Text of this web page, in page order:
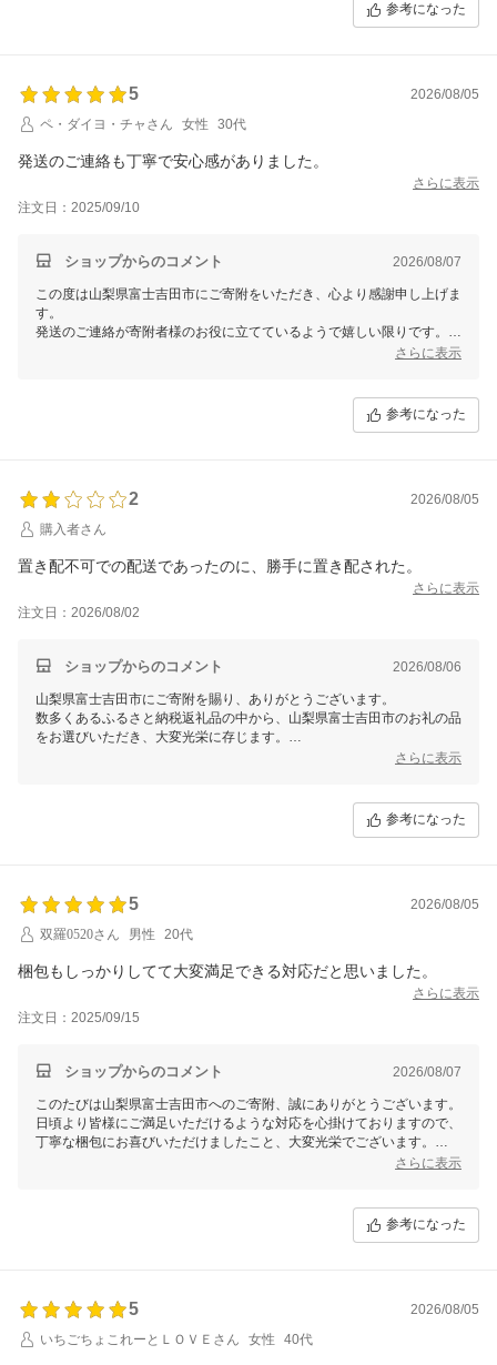
参考になった
5
2026/08/05
ペ・ダイヨ・チャさん
女性 30代
発送のご連絡も丁寧で安心感がありました。
さらに表示
注文日：2025/09/10
ショップからのコメント 2026/08/07
この度は山梨県富士吉田市にご寄附をいただき、心より感謝申し上げま
す。
発送のご連絡が寄附者様のお役に立てているようで嬉しい限りです。
さらに表示
参考になった
2
2026/08/05
購入者さん
置き配不可での配送であったのに、勝手に置き配された。
さらに表示
注文日：2026/08/02
ショップからのコメント 2026/08/06
山梨県富士吉田市にご寄附を賜り、ありがとうございます。
数多くあるふるさと納税返礼品の中から、山梨県富士吉田市のお礼の品
をお選びいただき、大変光栄に存じます。
いただいたご意見を配送業者に共有し、今後このような事がないよう注
お願いいたします。
さらに表示
参考になった
5
2026/08/05
双羅0520さん
男性 20代
梱包もしっかりしてて大変満足できる対応だと思いました。
さらに表示
注文日：2025/09/15
ショップからのコメント 2026/08/07
このたびは山梨県富士吉田市へのご寄附、誠にありがとうございます。
日頃より皆様にご満足いただけるような対応を心掛けておりますので、
丁寧な梱包にお喜びいただけましたこと、大変光栄でございます。
これからも寄附者様に寄り添った対応を心掛けてまいります。さらに表示
参考になった
5
2026/08/05
いちごちょこれーとＬＯＶＥさん
女性 40代